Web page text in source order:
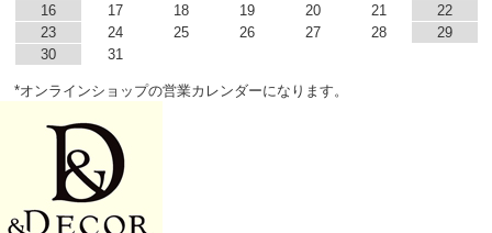
16
17 18 19 20 21
22
23
24 25 26 27 28
29
30
31
*オンラインショップの営業カレンダーになります。